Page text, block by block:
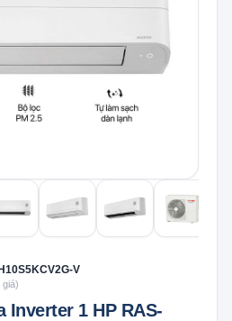
V
giá)
Inverter 1 HP RAS-